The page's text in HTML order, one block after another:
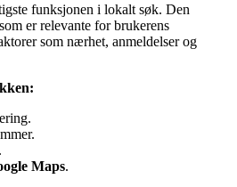
funksjonen i lokalt søk. Den
er relevante for brukerens
som nærhet, anmeldelser og
Maps.